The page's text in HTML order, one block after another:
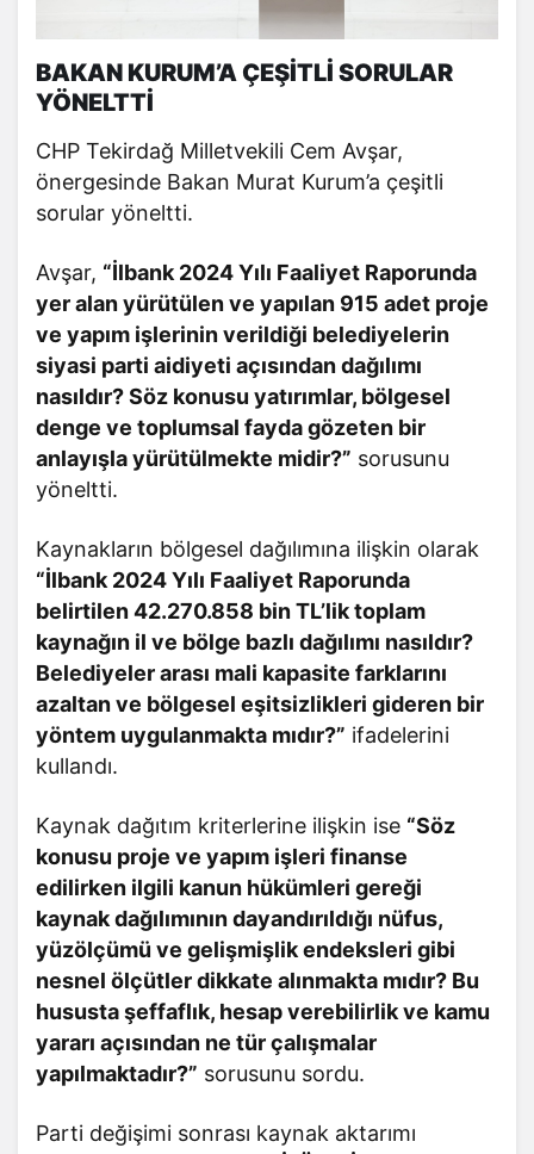
BAKAN KURUM’A ÇEŞİTLİ SORULAR
YÖNELTTİ
CHP Tekirdağ Milletvekili Cem Avşar,
önergesinde Bakan Murat Kurum’a çeşitli
sorular yöneltti.
Avşar, “İlbank 2024 Yılı Faaliyet Raporunda
yer alan yürütülen ve yapılan 915 adet proje
ve yapım işlerinin verildiği belediyelerin
siyasi parti aidiyeti açısından dağılımı
nasıldır? Söz konusu yatırımlar, bölgesel
denge ve toplumsal fayda gözeten bir
anlayışla yürütülmekte midir?” sorusunu
yöneltti.
Kaynakların bölgesel dağılımına ilişkin olarak
“İlbank 2024 Yılı Faaliyet Raporunda
belirtilen 42.270.858 bin TL’lik toplam
kaynağın il ve bölge bazlı dağılımı nasıldır?
Belediyeler arası mali kapasite farklarını
azaltan ve bölgesel eşitsizlikleri gideren bir
yöntem uygulanmakta mıdır?” ifadelerini
kullandı.
Kaynak dağıtım kriterlerine ilişkin ise “Söz
konusu proje ve yapım işleri finanse
edilirken ilgili kanun hükümleri gereği
kaynak dağılımının dayandırıldığı nüfus,
yüzölçümü ve gelişmişlik endeksleri gibi
nesnel ölçütler dikkate alınmakta mıdır? Bu
hususta şeffaflık, hesap verebilirlik ve kamu
yararı açısından ne tür çalışmalar
yapılmaktadır?” sorusunu sordu.
Parti değişimi sonrası kaynak aktarımı